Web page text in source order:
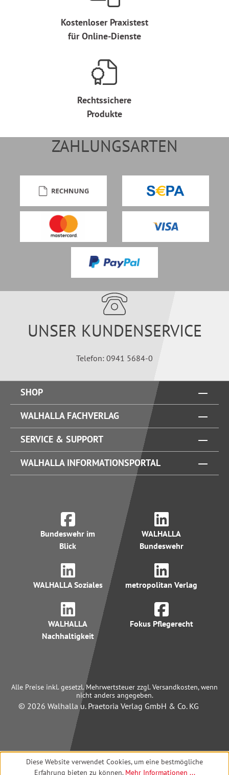
Kostenloser Praxistest
für Online-Dienste
Rechtssichere
Produkte
ZAHLUNGSARTEN
UNSER KUNDENSERVICE
Telefon: 0941 5684-0
SHOP
WALHALLA FACHVERLAG
SERVICE & SUPPORT
WALHALLA INFORMATIONSPORTAL
Bundeswehr im
Blick
WALHALLA
Bundeswehr
WALHALLA Soziales metropolitan Verlag
WALHALLA
Nachhaltigkeit
Fokus Pflegerecht
Alle Preise inkl. gesetzl. Mehrwertsteuer zzgl. Versandkosten, wenn
nicht anders angegeben.
© 2026 Walhalla u. Praetoria Verlag GmbH & Co. KG
Diese Website verwendet Cookies, um eine bestmögliche
Erfahrung bieten zu können. Mehr Informationen ...